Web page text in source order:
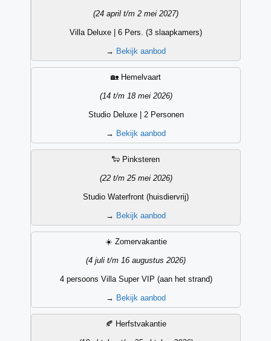
(24 april t/m 2 mei 2027)
Villa Deluxe | 6 Pers. (3 slaapkamers)
→ Bekijk aanbod
🏡 Hemelvaart
(14 t/m 18 mei 2026)
Studio Deluxe | 2 Personen
→ Bekijk aanbod
🐑 Pinksteren
(22 t/m 25 mei 2026)
Studio Waterfront (huisdiervrij)
→ Bekijk aanbod
☀️ Zomervakantie
(4 juli t/m 16 augustus 2026)
4 persoons Villa Super VIP (aan het strand)
→ Bekijk aanbod
🍂 Herfstvakantie